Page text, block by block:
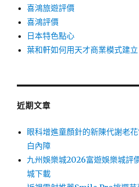
喜鴻旅遊評價
喜鴻評價
日本特色點心
葉和軒如何用天才商業模式建立
近期文章
眼科增進童顏針的新陳代謝老
白內障
九州娛樂城2026富遊娛樂城評
城下載